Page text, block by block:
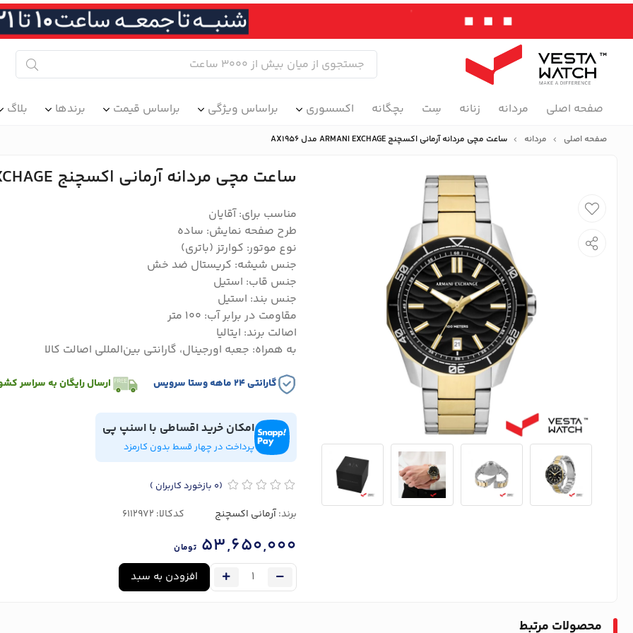
صفحه اصلی مردانه زنانه سِت بچگانه اکسسوری براساس ویژگی براساس قیمت برندها بلاگ
صفحه اصلی مردانه ساعت مچی مردانه آرمانی اکسچنج ARMANI EXCHAGE مدل AX1956
ساعت مچی مردانه آرمانی اکسچنج ARMANI EXCHAGE مدل AX1956
مناسب برای: آقایان
طرح صفحه نمایش: ساده
نوع موتور: کوارتز (باتری)
جنس شیشه: کریستال ضد خش
جنس قاب: استیل
جنس بند: استیل
مقاومت در برابر آب: ۱۰۰ متر
اصالت برند: ایتالیا
به همراه: جعبه اورجینال، گارانتی بین‌المللی اصالت کالا
گارانتی ۲۴ ماهه وستا سرویس ارسال رایگان به سراسر
امکان خرید اقساطی با اسنپ پی
پرداخت در چهار قسط بدون کارمزد
(0 بازخورد کاربران )
برند:آرمانی اکسچنج کدکالا:
53,650,000 تومان
افزودن به سبد
محصولات مرتبط